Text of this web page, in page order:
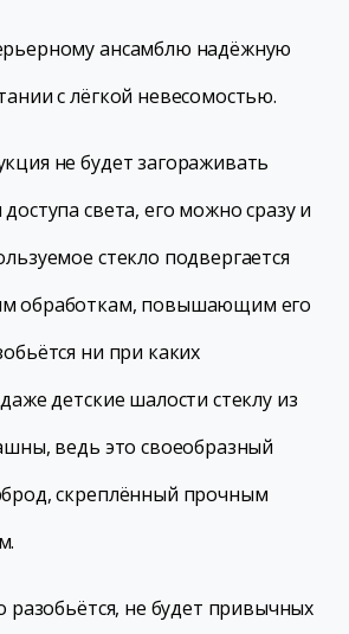
ансамблю надёжную
с лёгкой невесомостью.
не будет загораживать
света, его можно сразу и
стекло подвергается
обработкам, повышающим его
ни при каких
детские шалости стеклу из
ведь это своеобразный
скреплённый прочным
разобьётся, не будет привычных